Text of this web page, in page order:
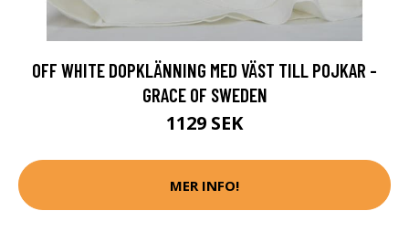
OFF WHITE DOPKLÄNNING MED VÄST TILL POJKAR -
GRACE OF SWEDEN
1129 SEK
MER INFO!